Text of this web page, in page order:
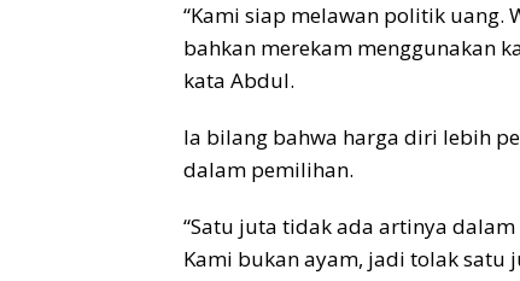
“Kami siap melawan politik uang.
bahkan merekam menggunakan
kata Abdul.
Ia bilang bahwa harga diri lebih
dalam pemilihan.
“Satu juta tidak ada artinya
Kami bukan ayam, jadi tolak satu